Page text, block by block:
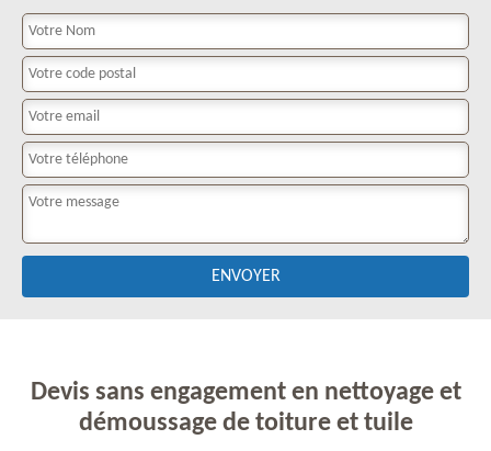
Devis sans engagement en nettoyage et
démoussage de toiture et tuile